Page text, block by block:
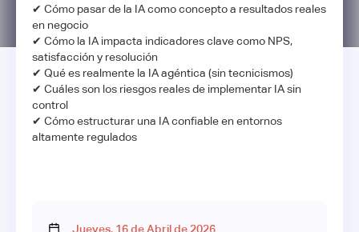
✔ Cómo pasar de la IA como concepto a resultados reales
en negocio
✔ Cómo la IA impacta indicadores clave como NPS,
satisfacción y resolución
✔ Qué es realmente la IA agéntica (sin tecnicismos)
✔ Cuáles son los riesgos reales de implementar IA sin
control
✔ Cómo estructurar una IA confiable en entornos
altamente regulados
Jueves, 16deAbrilde 2026